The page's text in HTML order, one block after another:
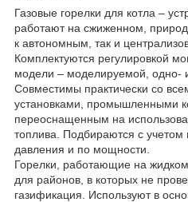
Газовые горелки для котла –
работают на сжиженном,
к автономным, так и
Комплектуются регулировкой
модели – моделируемой, одно-
Совместимы практически со
установками, промышленными
переоснащенным на
топлива. Подбираются с
давления и по мощности.
Горелки, работающие на
для районов, в которых не
газификация. Используют в